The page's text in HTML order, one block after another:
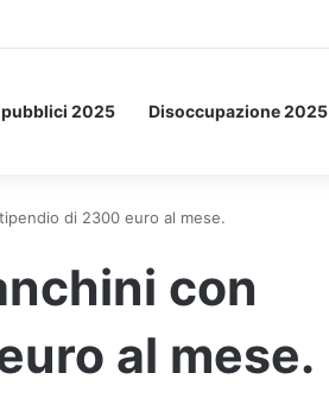
ecco l’esperimento spaziale.
2025 Disoccupazione 2025
di 2300 euro al mese.
con
al mese.